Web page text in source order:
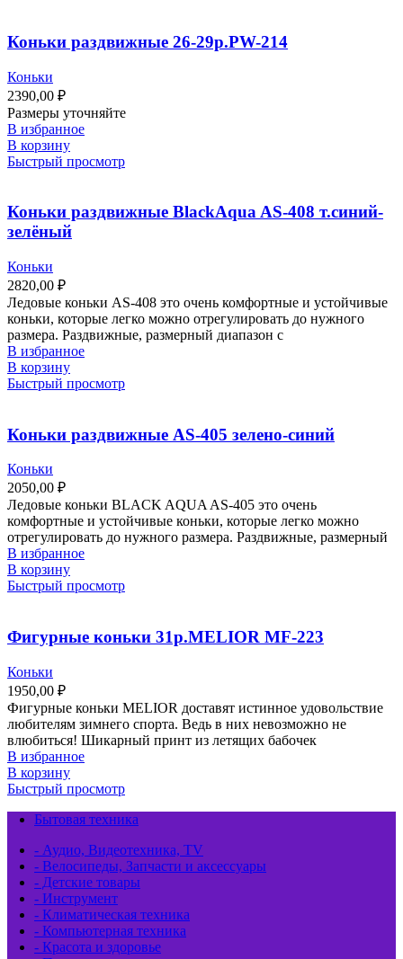
Коньки раздвижные 26-29р.PW-214
Коньки
2390,00 ₽
Размеры уточняйте
В избранное
В корзину
Быстрый просмотр
Коньки раздвижные BlackAqua AS-408 т.синий-
зелёный
Коньки
2820,00 ₽
Ледовые коньки AS-408 это очень комфортные и устойчивые
коньки, которые легко можно отрегулировать до нужного
размера. Раздвижные, размерный диапазон с
В избранное
В корзину
Быстрый просмотр
Коньки раздвижные АS-405 зелено-синий
Коньки
2050,00 ₽
Ледовые коньки BLACK AQUA AS-405 это очень
комфортные и устойчивые коньки, которые легко можно
отрегулировать до нужного размера. Раздвижные, размерный
В избранное
В корзину
Быстрый просмотр
Фигурные коньки 31р.MELIOR МF-223
Коньки
1950,00 ₽
Фигурные коньки MELIOR доставят истинное удовольствие
любителям зимнего спорта. Ведь в них невозможно не
влюбиться! Шикарный принт из летящих бабочек
В избранное
В корзину
Быстрый просмотр
Бытовая техника
- Аудио, Видеотехника, TV
- Велосипеды, Запчасти и аксессуары
- Детские товары
- Инструмент
- Климатическая техника
- Компьютерная техника
- Красота и здоровье